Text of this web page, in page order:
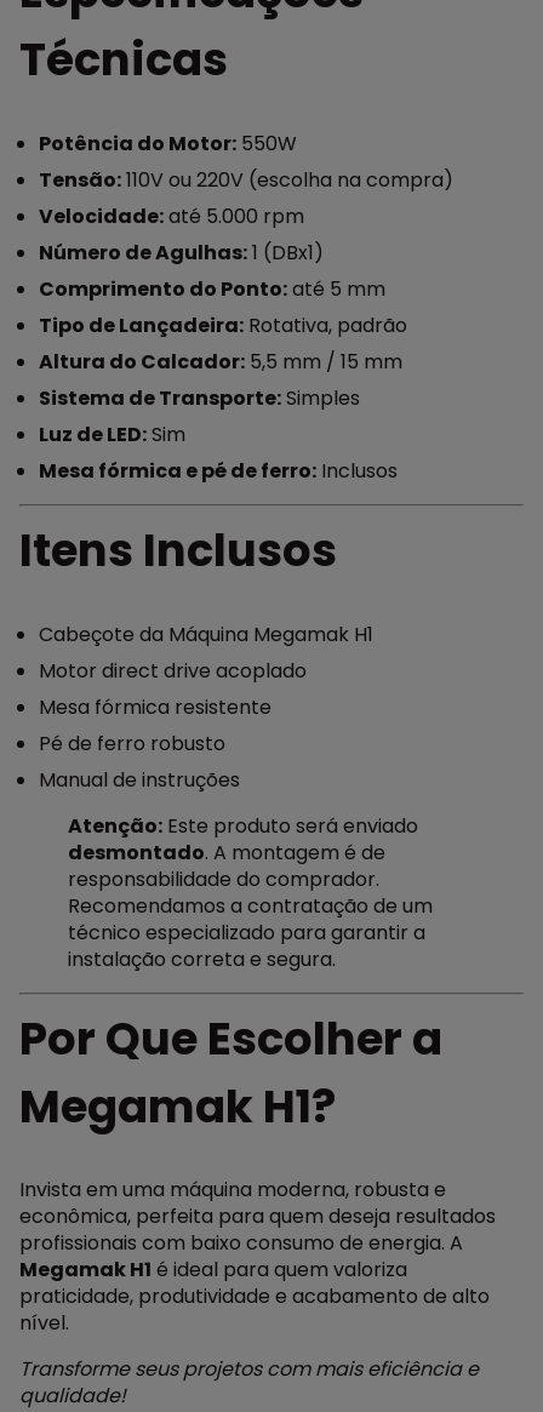
Técnicas
Potência do Motor: 550W
Tensão:110V ou 220V (escolha na compra)
Velocidade:até 5.000 rpm
Número de Agulhas:1 (DBx1)
Comprimento do Ponto:até 5 mm
Tipo de Lançadeira: Rotativa, padrão
Altura do Calcador: 5,5 mm / 15 mm
Sistema de Transporte:Simples
Luz de LED:Sim
Mesa fórmica e pé de ferro: Inclusos
Itens Inclusos
Cabeçote da Máquina Megamak H1
Motor direct drive acoplado
Mesa fórmica resistente
Pé de ferro robusto
Manual de instruções
Atenção: Este produto será enviado
desmontado. A montagem é de
responsabilidade do comprador.
Recomendamos a contratação de um
técnico especializado para garantir a
instalação correta e segura.
Por Que Escolher a
Megamak H1?
Invista em uma máquina moderna, robusta e
econômica, perfeita para quem deseja resultados
profissionais com baixo consumo de energia. A
Megamak H1 é ideal para quem valoriza
praticidade, produtividade e acabamento de alto
nível.
Transforme seus projetos com mais eficiência e
qualidade!